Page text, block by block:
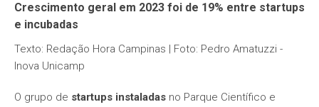
Crescimento geral em 2023 foi de 19% entre startups
e incubadas
Texto: Redação Hora Campinas | Foto: Pedro Amatuzzi -
Inova Unicamp
O grupo de startups instaladas no Parque Científico e